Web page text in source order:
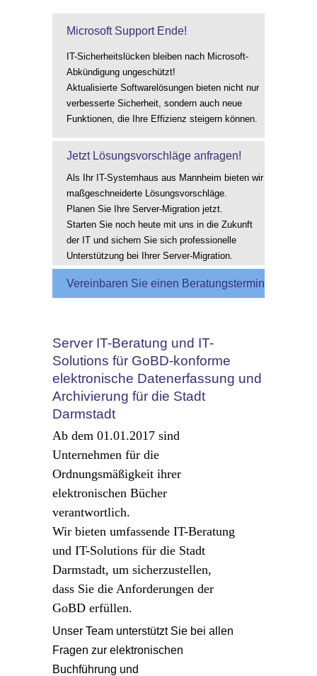
Microsoft Support Ende!
IT-Sicherheitslücken bleiben nach Microsoft-
Abkündigung ungeschützt!
Aktualisierte Softwarelösungen bieten nicht nur
verbesserte Sicherheit, sondern auch neue
Funktionen, die Ihre Effizienz steigern können.
Jetzt Lösungsvorschläge anfragen!
Als Ihr IT-Systemhaus aus Mannheim bieten wir
maßgeschneiderte Lösungsvorschläge.
Planen Sie Ihre Server-Migration jetzt.
Starten Sie noch heute mit uns in die Zukunft
der IT und sichern Sie sich professionelle
Unterstützung bei Ihrer Server-Migration.
Vereinbaren Sie einen Beratungstermin
Server IT-Beratung und IT-
Solutions für GoBD-konforme
elektronische Datenerfassung und
Archivierung für die Stadt
Darmstadt
Ab dem 01.01.2017 sind
Unternehmen für die
Ordnungsmäßigkeit ihrer
elektronischen Bücher
verantwortlich.
Wir bieten umfassende IT-Beratung
und IT-Solutions für die Stadt
Darmstadt, um sicherzustellen,
dass Sie die Anforderungen der
GoBD erfüllen.
Unser Team unterstützt Sie bei allen
Fragen zur elektronischen
Buchführung und